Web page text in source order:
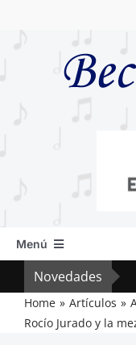
Menú
Inicio
Actual
Artículos
Novedades
Home Artículos
Rocío Jurado y la